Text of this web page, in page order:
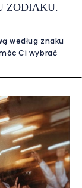
ZODIAKU.
według znaku
Ci wybrać
czy kolor
z Twoim
wesela i
znaleźć w
– Energia i
Postaw na
głęboki
sylwetkę.